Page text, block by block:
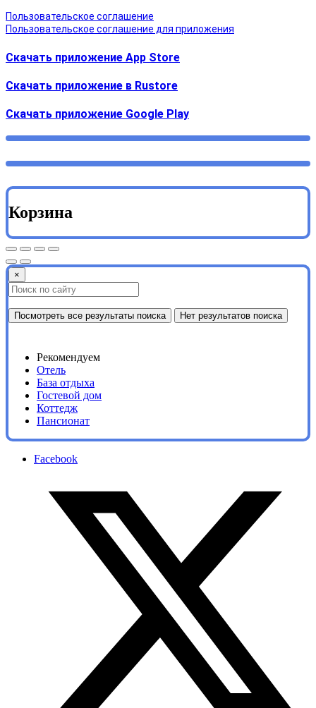
Пользовательское соглашение
Пользовательское соглашение для приложения
Скачать приложение App Store
Скачать приложение в Rustore
Cкачать приложение Google Play
Корзина
×
Посмотреть все результаты поиска Нет результатов поиска
Рекомендуем
Отель
База отдыха
Гостевой дом
Коттедж
Пансионат
Facebook